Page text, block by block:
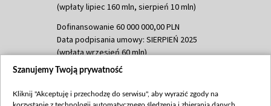
(wpłaty lipiec 160 mln, sierpień 10 mln)
Dofinansowanie 60 000 000,00 PLN
Data podpisania umowy: SIERPIEŃ 2025
(wpłata wrzesień 60 mln)
Dofinansowanie 635 783 051,21 PLN
(wpłata wrzesień 100 mln, październik 350
Szanujemy Twoją prywatność
Kliknij "Akceptuję i przechodzę do serwisu", aby wyrazić zgody na